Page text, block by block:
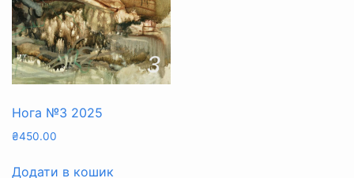
Нога №3 2025
₴450.00
Додати в кошик